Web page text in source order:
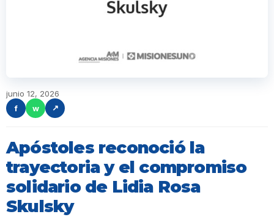
junio 12, 2026
f
w ↗
Apóstoles reconoció la
trayectoria y el compromiso
solidario de Lidia Rosa
Skulsky